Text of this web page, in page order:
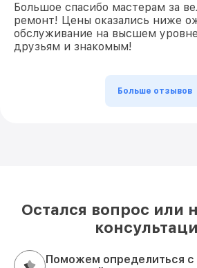
Большое спасибо мастерам за
ремонт! Цены оказались ниже
обслуживание на высшем
друзьям и знакомым!
Больше отзывов
Остался вопрос или
Поможем определиться